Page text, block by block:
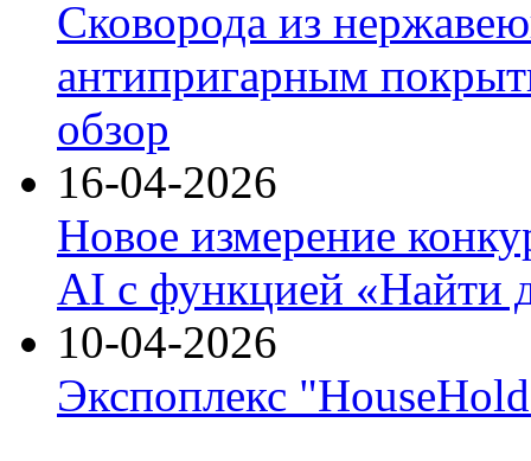
Сковорода из
антипригарным
обзор
16-04-2026
Новое измерение
AI с функцией «Найти
10-04-2026
Экспоплекс